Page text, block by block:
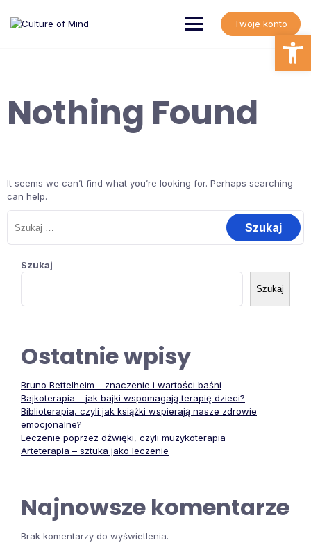
content
Twoje konto
Nothing Found
It seems we can’t find what you’re looking for. Perhaps searching
can help.
Szukaj:
Szukaj
Szukaj
Ostatnie wpisy
Bruno Bettelheim – znaczenie i wartości baśni
Bajkoterapia – jak bajki wspomagają terapię dzieci?
Biblioterapia, czyli jak książki wspierają nasze zdrowie
emocjonalne?
Leczenie poprzez dźwięki, czyli muzykoterapia
Arteterapia – sztuka jako leczenie
Najnowsze komentarze
Brak komentarzy do wyświetlenia.